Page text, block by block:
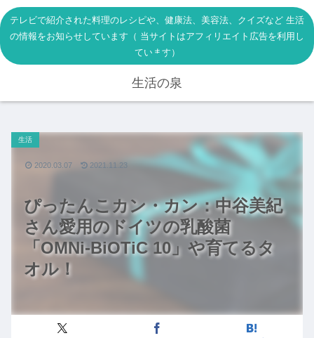
テレビで紹介された料理のレシピや、健康法、美容法、クイズなど 生活
の情報をお知らせしています（ 当サイトはアフィリエイト広告を利用し
ています）
生活の泉
ぴったんこカン・カン：中谷美紀
さん愛用のドイツの乳酸菌
「OMNi-BiOTiC 10」や育てるタ
オル！
生活
2020.03.07 2021.11.23